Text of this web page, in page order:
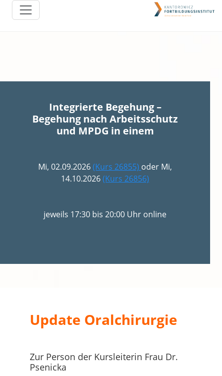
Integrierte Begehung –
Begehung nach Arbeitsschutz
und MPDG in einem
Mi, 02.09.2026(Kurs 26855) oder Mi,
14.10.2026(Kurs 26856)
jeweils 17:30 bis 20:00 Uhr online
Update Oralchirurgie
Zur Person der Kursleiterin Frau Dr.
Psenicka